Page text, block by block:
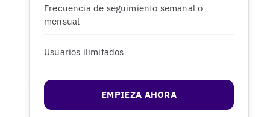
Frecuencia de seguimiento semanal o
mensual
Usuarios ilimitados
EMPIEZA AHORA